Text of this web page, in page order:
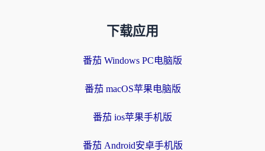
下载应用
番茄 Windows PC电脑版
番茄 macOS苹果电脑版
番茄 ios苹果手机版
番茄 Android安卓手机版